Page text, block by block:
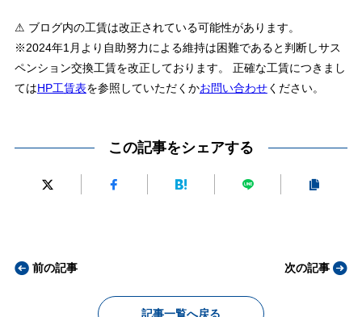
⚠ ブログ内の工賃は改正されている可能性があります。
※2024年1月より自助努力による維持は困難であると判断しサス
ペンション交換工賃を改正しております。 正確な工賃につきまし
てはHP工賃表を参照していただくかお問い合わせください。
この記事をシェアする
前の記事
記事一覧へ戻る
次の記事